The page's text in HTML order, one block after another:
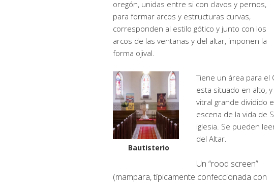
oregón, unidas entre si con clavos y pernos,
para formar arcos y estructuras curvas,
corresponden al estilo gótico y junto con los
arcos de las ventanas y del altar, imponen la
forma ojival.
Bautisterio
Tiene un área para el
esta situado en alto,
vitral grande dividido
escena de la vida de
iglesia. Se pueden
del Altar.
Un “rood screen”
(mampara, típicamente confeccionada con